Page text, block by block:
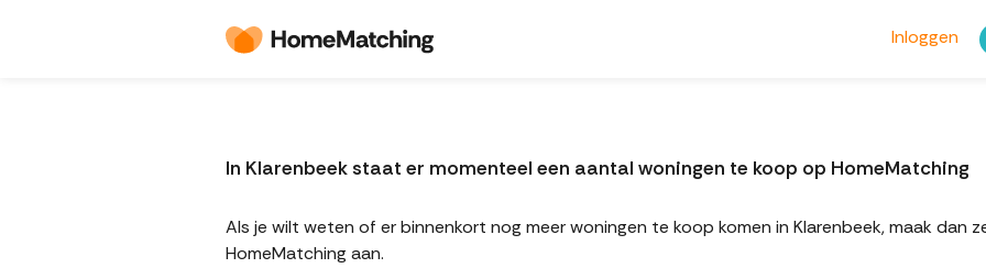
Inloggen
In Klarenbeek staat er momenteel een aantal woningen te koop op HomeMatching
Als je wilt weten of er binnenkort nog meer woningen te koop komen in Klarenbeek, maak dan
HomeMatching aan.